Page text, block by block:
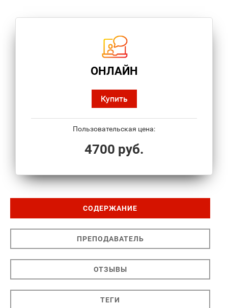
ОНЛАЙН
Купить
Пользовательская цена:
4700 руб.
СОДЕРЖАНИЕ
ПРЕПОДАВАТЕЛЬ
ОТЗЫВЫ
ТЕГИ